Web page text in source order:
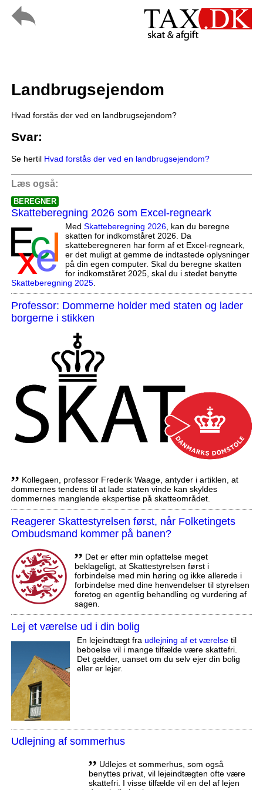
Landbrugsejendom
Hvad forstås der ved en landbrugsejendom?
Svar:
Se hertil Hvad forstås der ved en landbrugsejendom?
Læs også:
BEREGNER
Skatteberegning 2026 som Excel-regneark
Med Skatteberegning 2026, kan du beregne
skatten for indkomståret 2026. Da
skatteberegneren har form af et Excel-regneark,
er det muligt at gemme de indtastede oplysninger
på din egen computer. Skal du beregne skatten
for indkomståret 2025, skal du i stedet benytte
Skatteberegning 2025.
Professor: Dommerne holder med staten og lader
borgerne i stikken
,, Kollegaen, professor Frederik Waage, antyder i artiklen, at
dommernes tendens til at lade staten vinde kan skyldes
dommernes manglende ekspertise på skatteområdet.
Reagerer Skattestyrelsen først, når Folketingets
Ombudsmand kommer på banen?
,, Det er efter min opfattelse meget
beklageligt, at Skattestyrelsen først i
forbindelse med min høring og ikke allerede i
forbindelse med dine henvendelser til styrelsen
foretog en egentlig behandling og vurdering af
sagen.
Lej et værelse ud i din bolig
En lejeindtægt fra udlejning af et værelsetil
beboelse vil i mange tilfælde være skattefri.
Det gælder, uanset om du selv ejer din bolig
eller er lejer.
Udlejning af sommerhus
,, Udlejes et sommerhus, som også
benyttes privat, vil lejeindtægten ofte være
skattefri. I visse tilfælde vil en del af lejen